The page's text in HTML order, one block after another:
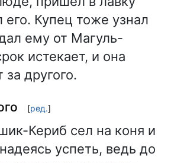
его. Купец тоже узнал
ему от Магуль-
истекает, и она
другого.
[ред.]
Кериб сел на коня и
успеть, ведь до